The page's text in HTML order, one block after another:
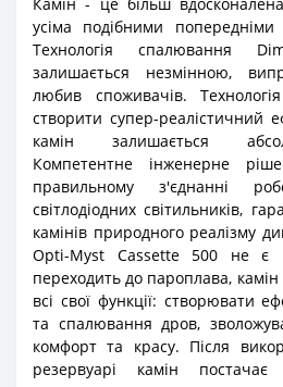
усіма подібними попередніми
Технологія спалювання
залишається незмінною,
любив споживачів.
створити супер-реалістичний
камін залишається
Компетентне інженерне
правильному з'єднанні
світлодіодних світильників,
камінів природного реалізму
Opti-Myst Cassette 500 не є
переходить до пароплава,
всі свої функції: створювати
та спалювання дров,
комфорт та красу. Після
резервуарі камін